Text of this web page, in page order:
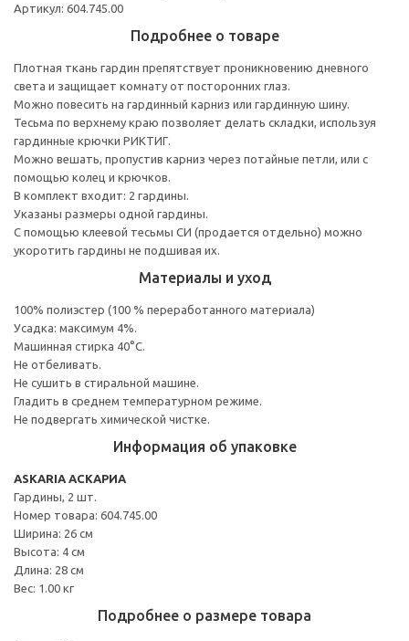
Артикул: 604.745.00
Подробнее о товаре
Плотная ткань гардин препятствует проникновению дневного
света и защищает комнату от посторонних глаз.
Можно повесить на гардинный карниз или гардинную шину.
Тесьма по верхнему краю позволяет делать складки, используя
гардинные крючки РИКТИГ.
Можно вешать, пропустив карниз через потайные петли, или с
помощью колец и крючков.
В комплект входит: 2 гардины.
Указаны размеры одной гардины.
С помощью клеевой тесьмы СИ (продается отдельно) можно
укоротить гардины не подшивая их.
Материалы и уход
100% полиэстер (100 % переработанного материала)
Усадка: максимум 4%.
Машинная стирка 40°С.
Не отбеливать.
Не сушить в стиральной машине.
Гладить в среднем температурном режиме.
Не подвергать химической чистке.
Информация об упаковке
ASKARIA АСКАРИА
Гардины, 2 шт.
Номер товара: 604.745.00
Ширина: 26 см
Высота: 4 см
Длина: 28 см
Вес: 1.00 кг
Подробнее о размере товара